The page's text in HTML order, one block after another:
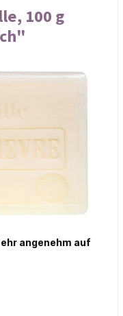
100 g
angenehm auf